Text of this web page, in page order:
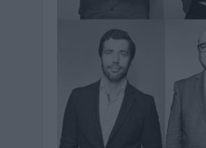
04/08/2026
‘EL FÚTBOL SIN LAS
04/08/2026 | CAPAZ, LA CERVEZA
04/08/2026
BABARIA Y MAXIBON
|
AUDIBLE REIVINDICA
03/08/2026
‘VUELVE EL FÚTBOL.